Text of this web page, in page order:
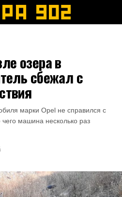
озера в
сбежал с
марки Opel не справился с
машина несколько раз